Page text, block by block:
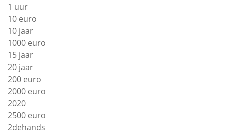
1 uur
10 euro
10 jaar
1000 euro
15 jaar
20 jaar
200 euro
2000 euro
2020
2500 euro
2dehands